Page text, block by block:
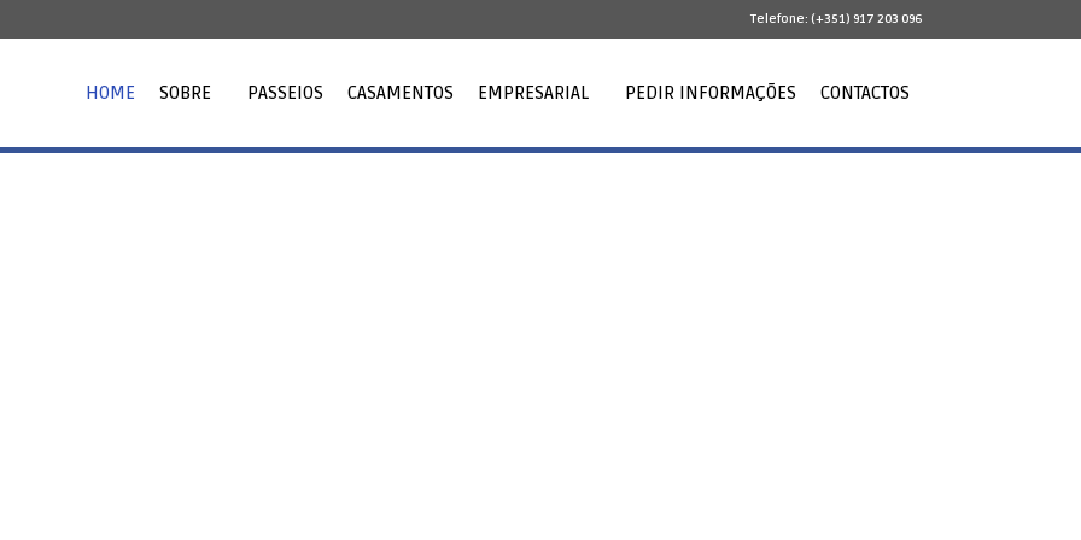
Telefone: (+351) 917 203 096
HOME SOBRE PASSEIOS CASAMENTOS EMPRESARIAL PEDIR INFORMAÇÕES CONTACTOS